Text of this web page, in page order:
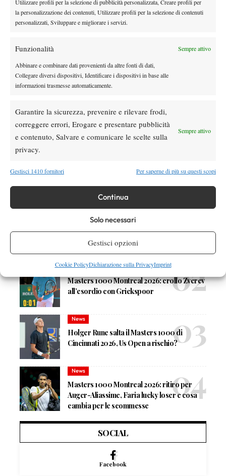
Utilizzare profili per la selezione di pubblicità personalizzata, Creare profili per
la personalizzazione dei contenuti, Utilizzare profili per la selezione di contenuti
personalizzati, Sviluppare e migliorare i servizi.
Funzionalità Sempre attivo
Abbinare e combinare dati provenienti da altre fonti di dati,
Collegare diversi dispositivi, Identificare i dispositivi in base alle
informazioni trasmesse automaticamente.
Garantire la sicurezza, prevenire e rilevare frodi,
correggere errori, Erogare e presentare pubblicità
e contenuto, Salvare e comunicare le scelte sulla
privacy.
Sempre attivo
Gestisci 1410 fornitori Per saperne di più su questi scopi
Continua
Solo necessari
Gestisci opzioni
Cookie PolicyDichiarazione sulla PrivacyImprint
MIGLIOR AZZURRA:JESSICA PIERI
TENNISTA ITF DELLA SETTIMANA:MATIAS ZUKAS (ARG)
MIGLIOR AZZURRO:
GIANLUCA MAGER
TAGGED:Itf Resoconto
Nessun commento
DI TENDENZA
orari e ordine di gioco di giovedì 6 agosto
con Musetti in campo
News
Masters 1000 Montreal 2026: crollo Zverev
all’esordio con Griekspoor
News
Holger Rune salta il Masters 1000 di
Cincinnati 2026, Us Open a rischio?
News
Masters 1000 Montreal 2026: ritiro per
Auger-Aliassime, Faria lucky loser e cosa
cambia per le scommesse
SOCIAL
Facebook